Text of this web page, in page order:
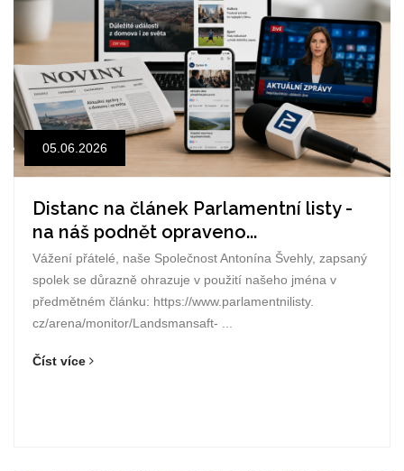
05.06.2026
Distanc na článek Parlamentní listy -
na náš podnět opraveno...
Vážení přátelé, naše Společnost Antonína Švehly, zapsaný
spolek se důrazně ohrazuje v použití našeho jména v
předmětném článku: https://www.parlamentnilisty.
cz/arena/monitor/Landsmansaft- ...
Číst více